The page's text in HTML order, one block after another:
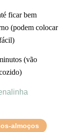
ficar bem
(podem colocar
(vão
almoços